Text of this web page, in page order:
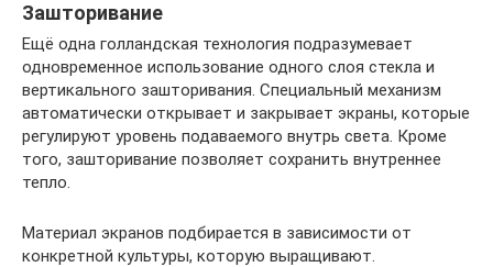
Зашторивание
Ещё одна голландская технология подразумевает
одновременное использование одного слоя стекла и
вертикального зашторивания. Специальный механизм
автоматически открывает и закрывает экраны, которые
регулируют уровень подаваемого внутрь света. Кроме
того, зашторивание позволяет сохранить внутреннее
тепло.
Материал экранов подбирается в зависимости от
конкретной культуры, которую выращивают.